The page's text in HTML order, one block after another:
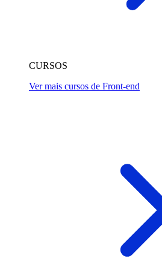
CURSOS
Ver mais cursos de Front-end